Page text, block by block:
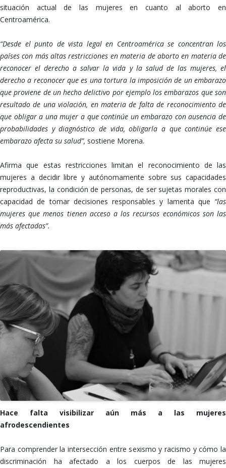
situación actual de las mujeres en cuanto al aborto en
Centroamérica.
“Desde el punto de vista legal en Centroamérica se concentran los
países con más altas restricciones en materia de aborto en materia de
reconocer el derecho a salvar la vida y la salud de las mujeres, el
derecho a reconocer que es una tortura la imposición de un embarazo
que proviene de un hecho delictivo por ejemplo los embarazos que son
resultado de una violación, en materia de falta de reconocimiento de
que obligar a una mujer a que continúe un embarazo con ausencia de
probabilidades y diagnóstico de vida, obligarla a que continúe ese
embarazo afecta su salud”, sostiene Morena.
Afirma que estas restricciones limitan el reconocimiento de las
mujeres a decidir libre y autónomamente sobre sus capacidades
reproductivas, la condición de personas, de ser sujetas morales con
capacidad de tomar decisiones responsables y lamenta que “las
mujeres que menos tienen acceso a los recursos económicos son las
más afectadas”.
Hace falta visibilizar aún más a las mujeres
afrodescendientes
Para comprender la intersección entre sexismo y racismo y cómo la
discriminación ha afectado a los cuerpos de las mujeres